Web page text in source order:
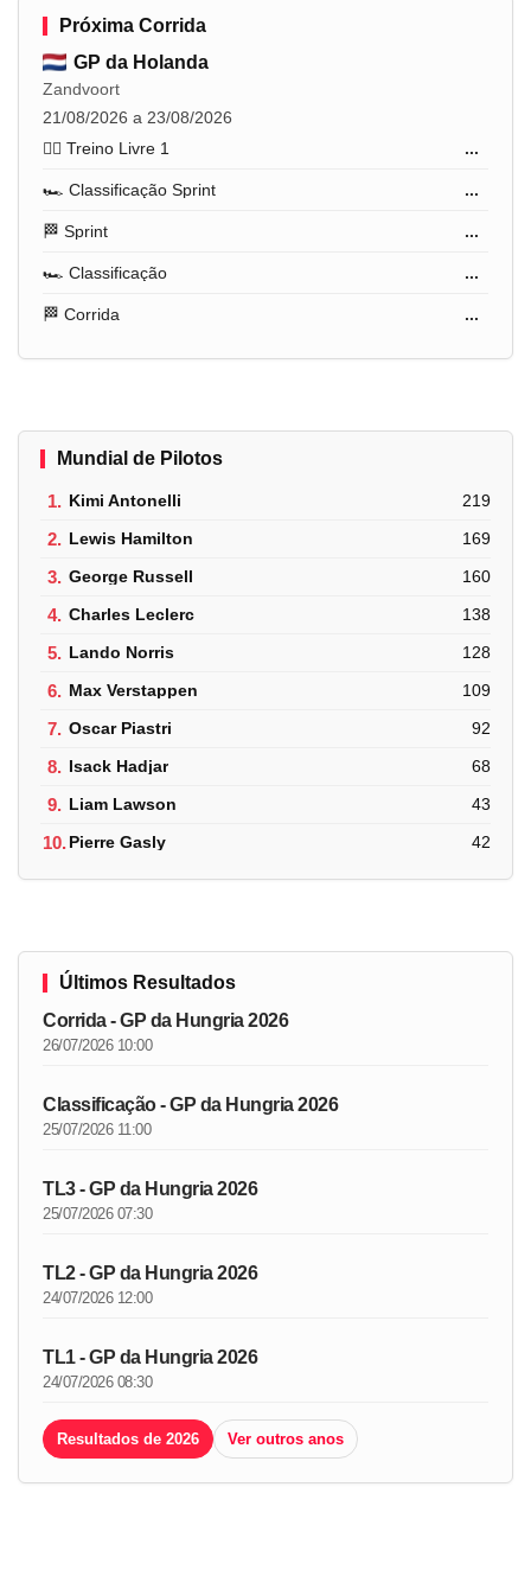
Próxima Corrida
GP da Holanda
Zandvoort
21/08/2026 a 23/08/2026
🏋️‍♂️ Treino Livre 1
...
🏎️ Classificação Sprint ...
🏁 Sprint ...
🏎️ Classificação ...
🏁 Corrida ...
Mundial de Pilotos
1. Kimi Antonelli 219
2. Lewis Hamilton 169
3. George Russell 160
4. Charles Leclerc 138
5. Lando Norris 128
6. Max Verstappen 109
7. Oscar Piastri 92
8. Isack Hadjar 68
9. Liam Lawson 43
10.Pierre Gasly 42
Últimos Resultados
Corrida - GP da Hungria 2026
26/07/2026 10:00
Classificação - GP da Hungria 2026
25/07/2026 11:00
TL3 - GP da Hungria 2026
25/07/2026 07:30
TL2 - GP da Hungria 2026
24/07/2026 12:00
TL1 - GP da Hungria 2026
24/07/2026 08:30
Resultados de 2026 Ver outros anos